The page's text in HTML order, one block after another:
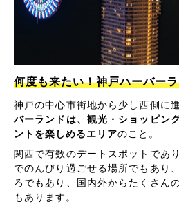
何度も来たい！神戸ハーバー
神戸の中心市街地から少し西側に
バーランドは、観光・ショッピン
ントを楽しめるエリアのこと。
関西で有数のデートスポットであ
でのんびり過ごせる場所でもあり
ろでもあり、国内外からたくさん
もあります。